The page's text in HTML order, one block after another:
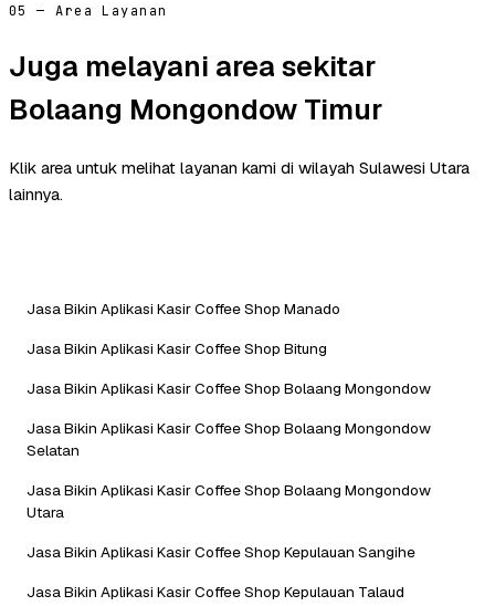
05 — Area Layanan
Juga melayani area sekitar
Bolaang Mongondow Timur
Klik area untuk melihat layanan kami di wilayah Sulawesi Utara
lainnya.
Jasa Bikin Aplikasi Kasir Coffee Shop Manado
Jasa Bikin Aplikasi Kasir Coffee Shop Bitung
Jasa Bikin Aplikasi Kasir Coffee Shop Bolaang Mongondow
Jasa Bikin Aplikasi Kasir Coffee Shop Bolaang Mongondow
Selatan
Jasa Bikin Aplikasi Kasir Coffee Shop Bolaang Mongondow
Utara
Jasa Bikin Aplikasi Kasir Coffee Shop Kepulauan Sangihe
Jasa Bikin Aplikasi Kasir Coffee Shop Kepulauan Talaud